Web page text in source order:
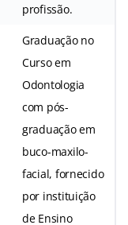
profissão.
Graduação no
Curso em
Odontologia
com pós-
graduação em
buco-maxilo-
facial, fornecido
por instituição
de Ensino